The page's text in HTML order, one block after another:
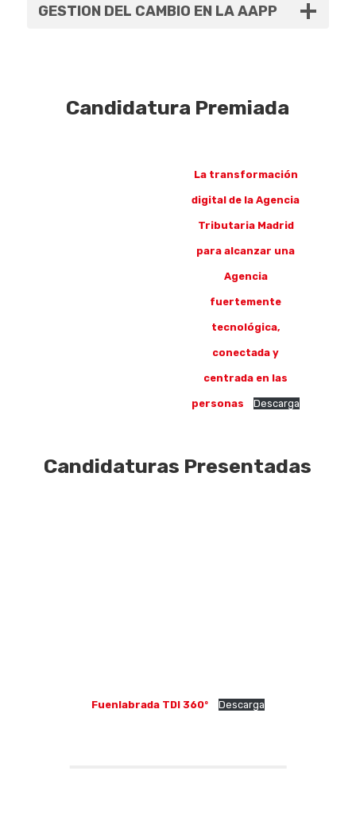
GESTION DEL CAMBIO EN LA AAPP
Candidatura Premiada
La transformación
digital de la Agencia
Tributaria Madrid
para alcanzar una
Agencia
fuertemente
tecnológica,
conectada y
centrada en las
personas Descarga
Candidaturas Presentadas
Fuenlabrada TDI 360º Descarga